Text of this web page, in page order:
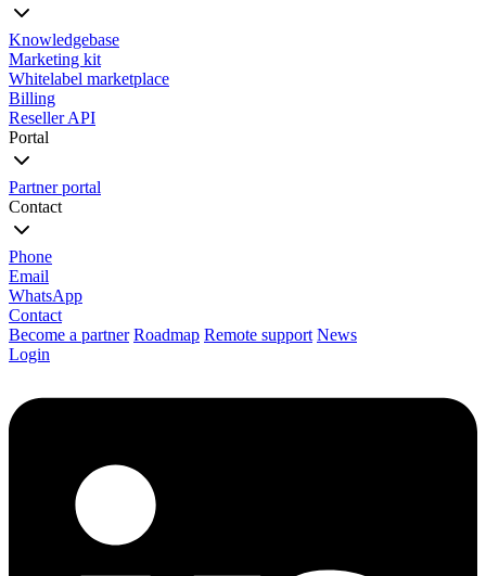
Knowledgebase
Marketing kit
Whitelabel marketplace
Billing
Reseller API
Portal
Partner portal
Contact
Phone
Email
WhatsApp
Contact
Become a partner Roadmap Remote support News
Login